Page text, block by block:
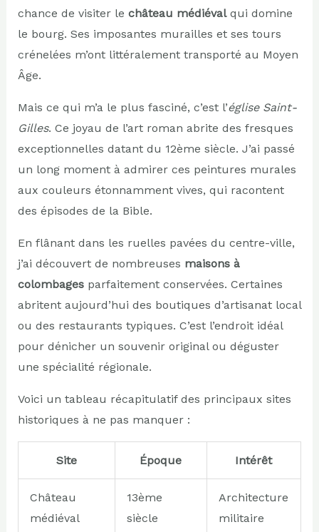
chance de visiter le château médiévalqui domine
le bourg. Ses imposantes murailles et ses tours
crénelées m’ont littéralement transporté au Moyen
Âge.
Mais ce qui m’a le plus fasciné, c’est l’église Saint-
Gilles. Ce joyau de l’art roman abrite des fresques
exceptionnelles datant du 12ème siècle. J’ai passé
un long moment à admirer ces peintures murales
aux couleurs étonnamment vives, qui racontent
des épisodes de la Bible.
En flânant dans les ruelles pavées du centre-ville,
j’ai découvert de nombreuses maisons à
colombagesparfaitement conservées. Certaines
abritent aujourd’hui des boutiques d’artisanat local
ou des restaurants typiques. C’est l’endroit idéal
pour dénicher un souvenir original ou déguster
une spécialité régionale.
Voici un tableau récapitulatif des principaux sites
historiques à ne pas manquer :
Site Époque Intérêt
Château
médiéval
13ème
siècle
Architecture
militaire